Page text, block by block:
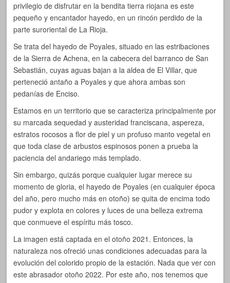
privilegio de disfrutar en la bendita tierra riojana es este
pequeño y encantador hayedo, en un rincón perdido de la
parte suroriental de La Rioja.
Se trata del hayedo de Poyales, situado en las estribaciones
de la Sierra de Achena, en la cabecera del barranco de San
Sebastián, cuyas aguas bajan a la aldea de El Villar, que
perteneció antaño a Poyales y que ahora ambas son
pedanías de Enciso.
Estamos en un territorio que se caracteriza principalmente por
su marcada sequedad y austeridad franciscana, aspereza,
estratos rocosos a flor de piel y un profuso manto vegetal en
que toda clase de arbustos espinosos ponen a prueba la
paciencia del andariego más templado.
Sin embargo, quizás porque cualquier lugar merece su
momento de gloria, el hayedo de Poyales (en cualquier época
del año, pero mucho más en otoño) se quita de encima todo
pudor y explota en colores y luces de una belleza extrema
que conmueve el espíritu más tosco.
La imagen está captada en el otoño 2021. Entonces, la
naturaleza nos ofreció unas condiciones adecuadas para la
evolución del colorido propio de la estación. Nada que ver con
este abrasador otoño 2022. Por este año, nos tenemos que